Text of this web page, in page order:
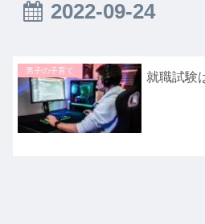
2022-09-24
男子の子育て 就職試験